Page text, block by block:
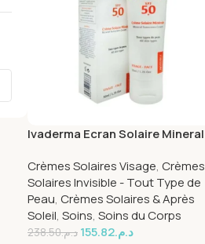
Ivaderma Ecran Solaire Mineral
Crèmes Solaires Visage, Crèmes
Solaires Invisible - Tout Type de
Peau, Crèmes Solaires & Après
Soleil, Soins, Soins du Corps
د.م.238.50 د.م.155.82